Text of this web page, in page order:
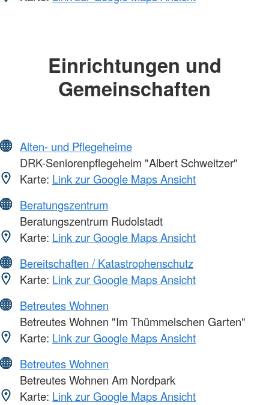
Einrichtungen und
Gemeinschaften
Alten- und Pflegeheime
DRK-Seniorenpflegeheim "Albert Schweitzer"
Karte: Link zur Google Maps Ansicht
Beratungszentrum
Beratungszentrum Rudolstadt
Karte: Link zur Google Maps Ansicht
Bereitschaften / Katastrophenschutz
Karte: Link zur Google Maps Ansicht
Betreutes Wohnen
Betreutes Wohnen "Im Thümmelschen Garten"
Karte: Link zur Google Maps Ansicht
Betreutes Wohnen
Betreutes Wohnen Am Nordpark
Karte: Link zur Google Maps Ansicht